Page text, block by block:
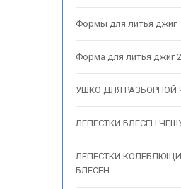
Формы для литья джиг
Форма для литья джиг 2
УШКО ДЛЯ РАЗБОРНОЙ
ЛЕПЕСТКИ БЛЕСЕН
ЛЕПЕСТКИ
БЛЕСЕН